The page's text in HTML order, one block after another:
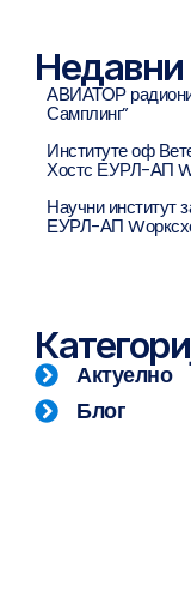
АВИАТОР
Самплинг”
Институте оф
Хостс ЕУРЛ-АП
Научни институт
ЕУРЛ-АП
Актуелно
Блог